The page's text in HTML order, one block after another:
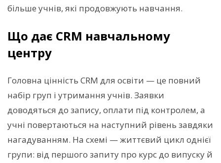
більше учнів, які продовжують навчання.
Що дає CRM навчальному
центру
Головна цінність CRM для освіти — це повний
набір груп і утримання учнів. Заявки
доводяться до запису, оплати під контролем, а
учні повертаються на наступний рівень завдяки
нагадуванням. На схемі — життєвий цикл однієї
групи: від першого запиту про курс до випуску й